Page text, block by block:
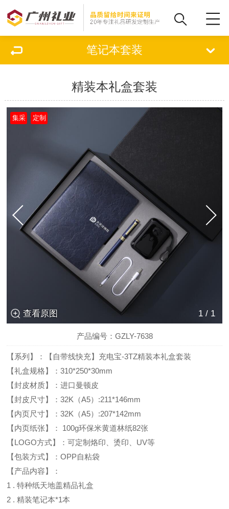
笔记本套装
精装本礼盒套装
1/ 1
查看原图
集采 定制
产品编号：GZLY-7638
【系列】：【自带线快充】充电宝-3TZ精装本礼盒套装
【礼盒规格】：310*250*30mm
【封皮材质】：进口曼顿皮
【封皮尺寸】：32K（A5）:211*146mm
【内页尺寸】：32K（A5）:207*142mm
【内页纸张】： 100g环保米黄道林纸82张
【LOGO方式】：可定制烙印、烫印、UV等
【包装方式】：OPP自粘袋
【产品内容】：
1 . 特种纸天地盖精品礼盒
2 . 精装笔记本*1本